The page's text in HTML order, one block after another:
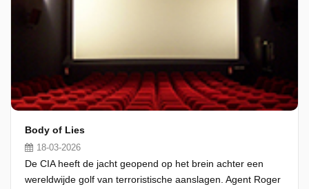
Body of Lies
18-03-2026
De CIA heeft de jacht geopend op het brein achter een
wereldwijde golf van terroristische aanslagen. Agent Roger